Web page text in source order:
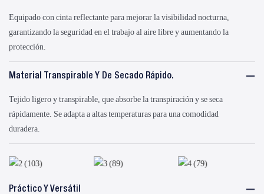
Equipado con cinta reflectante para mejorar la visibilidad nocturna,
garantizando la seguridad en el trabajo al aire libre y aumentando la
protección.
Material Transpirable Y De Secado Rápido.
Tejido ligero y transpirable, que absorbe la transpiración y se seca
rápidamente. Se adapta a altas temperaturas para una comodidad
duradera.
Práctico Y Versátil